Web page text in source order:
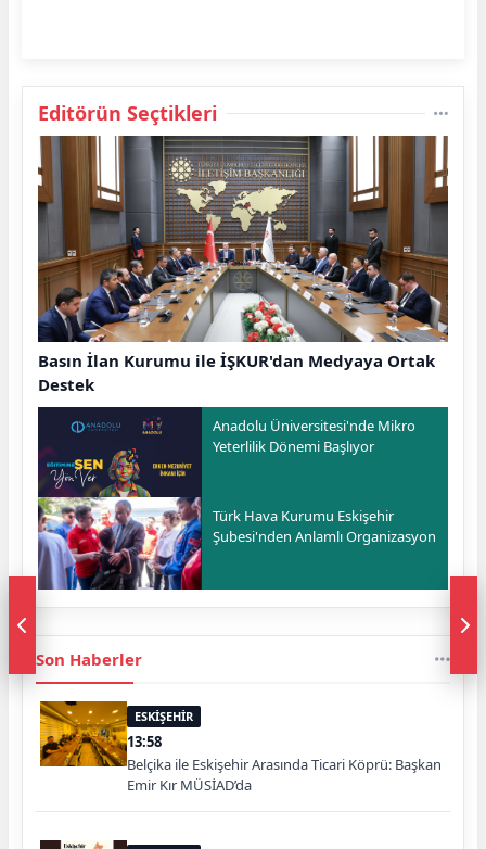
Editörün Seçtikleri
Basın İlan Kurumu ile İŞKUR'dan Medyaya Ortak
Destek
Anadolu Üniversitesi'nde Mikro
Yeterlilik Dönemi Başlıyor
Türk Hava Kurumu Eskişehir
Şubesi'nden Anlamlı Organizasyon
Son Haberler
ESKİŞEHİR
13:58
Belçika ile Eskişehir Arasında Ticari Köprü: Başkan
Emir Kır MÜSİAD’da